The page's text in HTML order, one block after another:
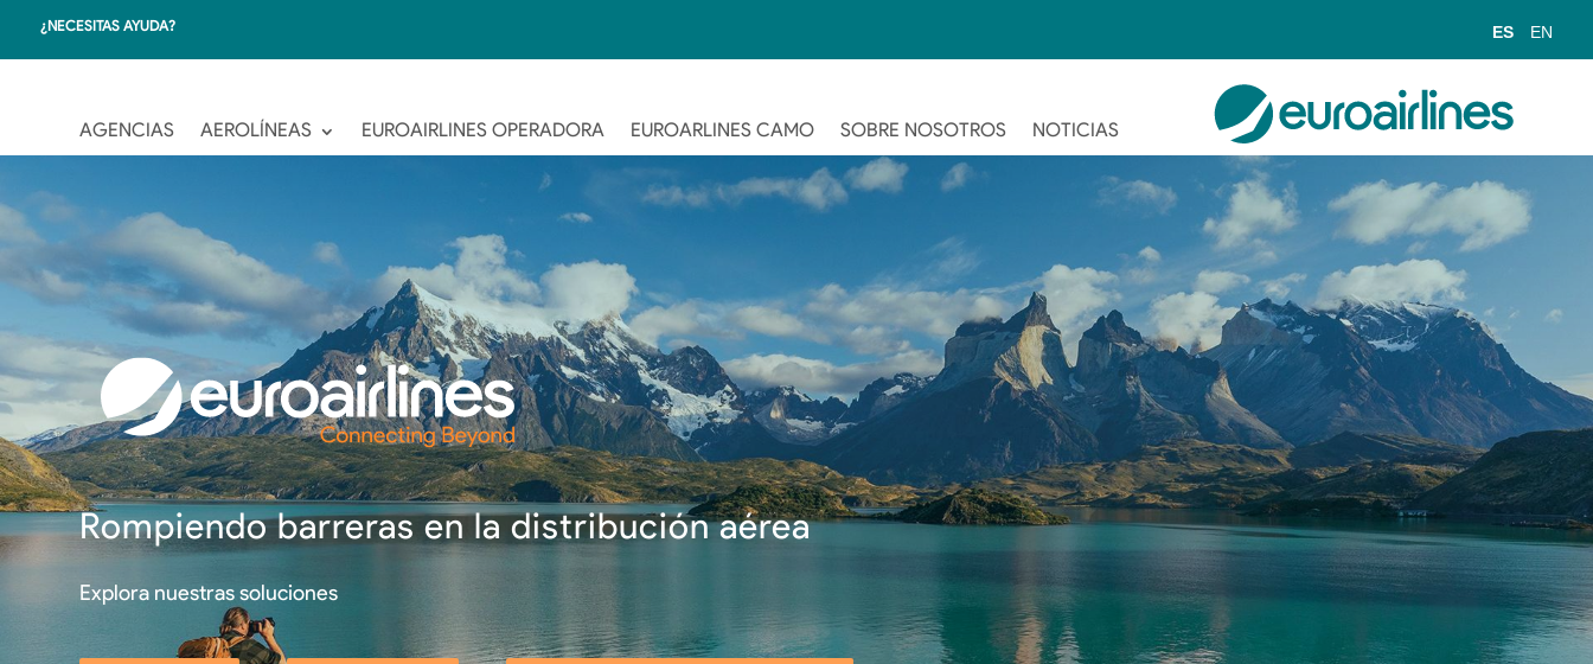
¿NECESITAS AYUDA? ES EN
AGENCIAS AEROLÍNEAS EUROAIRLINES OPERADORA EUROARLINES CAMO SOBRE NOSOTROS NOTICIAS
Rompiendo barreras en la distribución aérea
Explora nuestras soluciones